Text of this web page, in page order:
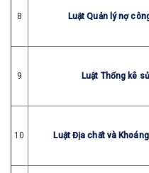
8 Luật Quản lý nợ
9 Luật Thống kê
10 Luật Địa chất và